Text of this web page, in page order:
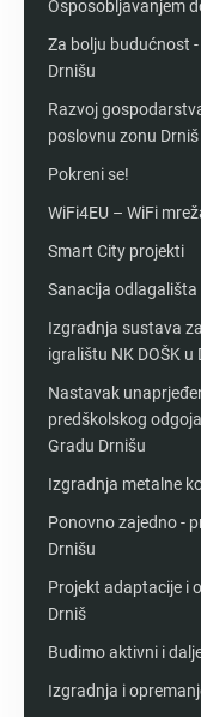
Osposobljavanjem
Za bolju budućnost
Drnišu
Razvoj
poslovnu zonu Drniš
Pokreni se!
WiFi4EU – WiFi
Smart City projekti
Sanacija
Izgradnja sustava
igralištu NK DOŠK u
Nastavak
predškolskog
Gradu Drnišu
Izgradnja metalne
Ponovno zajedno -
Drnišu
Projekt adaptacije i
Drniš
Budimo aktivni i
Izgradnja i